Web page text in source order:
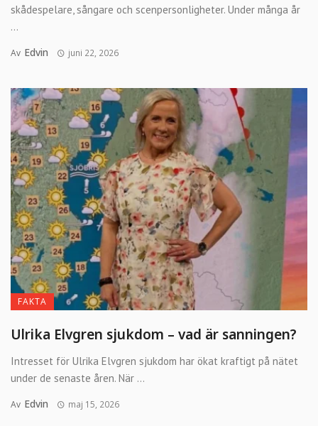
skådespelare, sångare och scenpersonligheter. Under många år
...
Av Edvin juni 22, 2026
FAKTA
Ulrika Elvgren sjukdom – vad är sanningen?
Intresset för Ulrika Elvgren sjukdom har ökat kraftigt på nätet
under de senaste åren. När ...
Av Edvin maj 15, 2026